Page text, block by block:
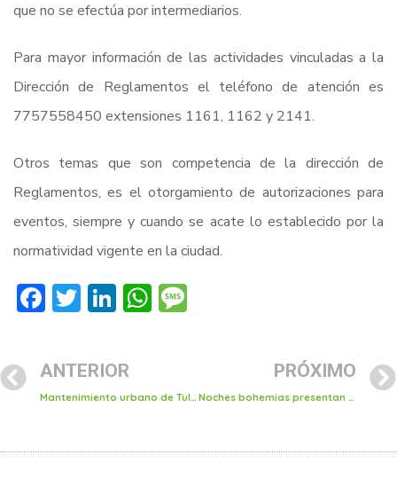
que no se efectúa por intermediarios.
Para mayor información de las actividades vinculadas a la
Dirección de Reglamentos el teléfono de atención es
7757558450 extensiones 1161, 1162 y 2141.
Otros temas que son competencia de la dirección de
Reglamentos, es el otorgamiento de autorizaciones para
eventos, siempre y cuando se acate lo establecido por la
normatividad vigente en la ciudad.
Facebook
Twitter
LinkedIn
WhatsApp
ANTERIOR
Mantenimiento urbano de Tulancingo cerró abril con 200 servicios atendidos
PRÓXIMO
Noches bohemias presentan a “Los Bribones” y grupo “Romance”